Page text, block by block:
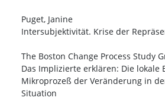
Puget, Janine
Intersubjektivität. Krise der
The Boston Change Process Study
Das Implizierte erklären: Die lokale
Mikroprozeß der Veränderung in
Situation